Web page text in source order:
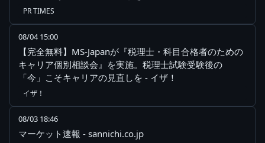
PR TIMES
08/04 15:00
【完全無料】MS-Japanが『税理士・科目合格者のための
キャリア個別相談会』を実施。税理士試験受験後の
「今」こそキャリアの見直しを - イザ！
イザ！
08/03 18:46
マーケット速報 - sannichi.co.jp